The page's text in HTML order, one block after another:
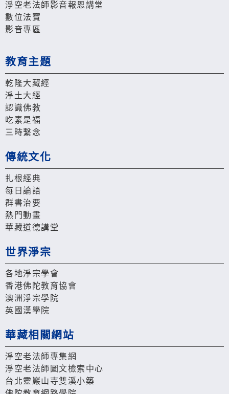
淨空老法師影音報恩講堂
數位法寶
影音專區
教育主題
乾隆大藏經
淨土大經
認識佛教
吃素是福
三時繫念
傳統文化
扎根經典
每日論語
群書治要
熱門動畫
華藏道德講堂
世界淨宗
各地淨宗學會
香港佛陀教育協會
澳洲淨宗學院
英國漢學院
華藏相關網站
淨空老法師專集網
淨空老法師圖文檢索中心
台北靈巖山寺雙溪小築